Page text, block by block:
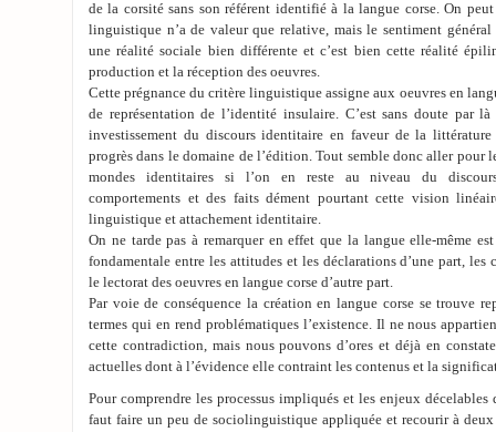
de la corsité sans son référent identifié à la langue corse. On
linguistique n’a de valeur que relative, mais le sentiment
une réalité sociale bien différente et c’est bien cette réalité
production et la réception des oeuvres.
Cette prégnance du critère linguistique assigne aux oeuvres en
de représentation de l’identité insulaire. C’est sans doute par
investissement du discours identitaire en faveur de la littérature
progrès dans le domaine de l’édition. Tout semble donc aller pour
mondes identitaires si l’on en reste au niveau du
comportements et des faits dément pourtant cette vision
linguistique et attachement identitaire.
On ne tarde pas à remarquer en effet que la langue elle-même
fondamentale entre les attitudes et les déclarations d’une part, les
le lectorat des oeuvres en langue corse d’autre part.
Par voie de conséquence la création en langue corse se trouve
termes qui en rend problématiques l’existence. Il ne nous
cette contradiction, mais nous pouvons d’ores et déjà en
actuelles dont à l’évidence elle contraint les contenus et la
Pour comprendre les processus impliqués et les enjeux
faut faire un peu de sociolinguistique appliquée et recourir à